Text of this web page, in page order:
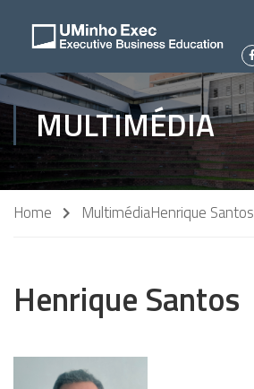
MULTIMÉDIA
Home MultimédiaHenrique Santos
Henrique Santos